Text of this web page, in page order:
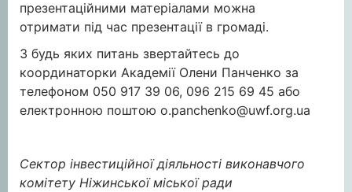
презентаційними матеріалами можна
отримати під час презентації в громаді.
З будь яких питань звертайтесь до
координаторки Академії Олени Панченко за
телефоном 050 917 39 06, 096 215 69 45 або
електронною поштою o.panchenko@uwf.org.ua
Сектор інвестиційної діяльності виконавчого
комітету Ніжинської міської ради